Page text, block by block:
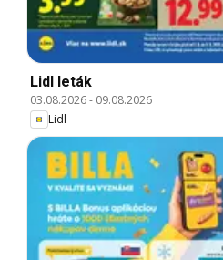
Lidl leták
03.08.2026- 09.08.2026
Lidl